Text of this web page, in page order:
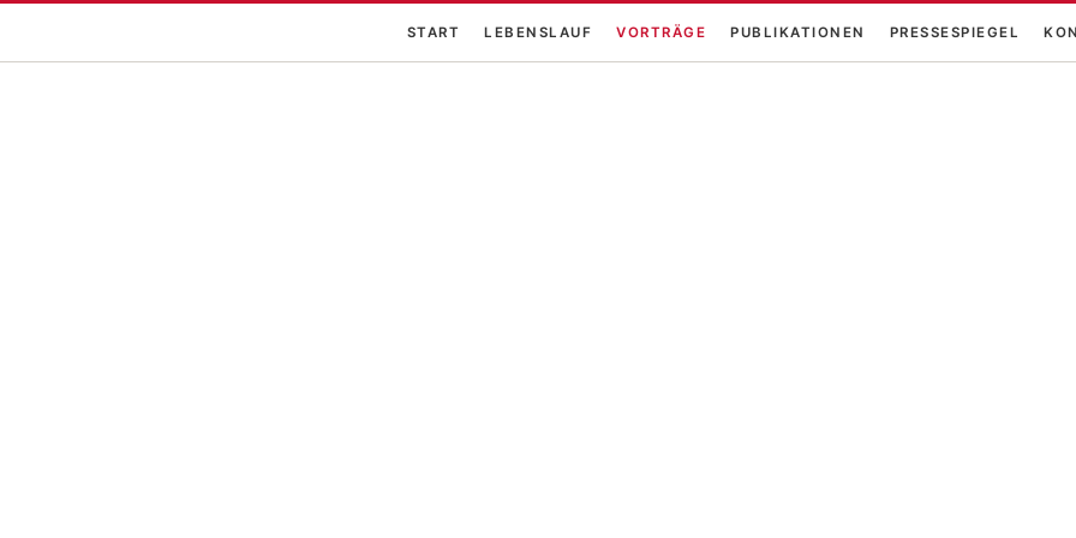
START LEBENSLAUF VORTRÄGE PUBLIKATIONEN PRESSESPIEGEL